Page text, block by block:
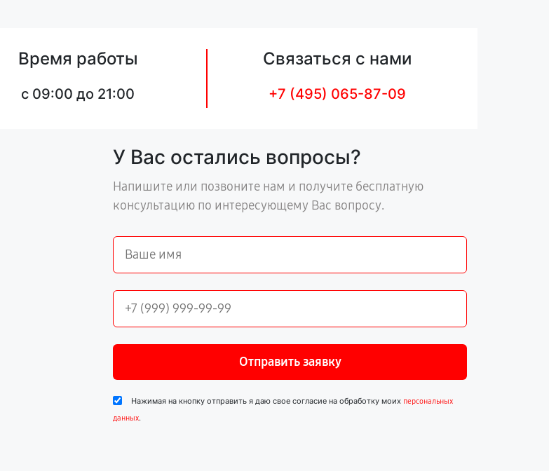
Время работы
c 09:00 до 21:00
Связаться с нами
+7 (495) 065-87-09
У Вас остались вопросы?
Напишите или позвоните нам и получите бесплатную
консультацию по интересующему Вас вопросу.
Отправить заявку
Нажимая на кнопку отправить я даю свое согласие на обработку моих персональных
данных.